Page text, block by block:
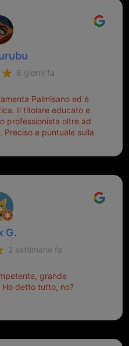
6 giorni fa
Palmisano ed è
Il titolare educato e
professionista oltre ad
Preciso e puntuale sulla
G.
2 settimane fa
grande
detto tutto, no?